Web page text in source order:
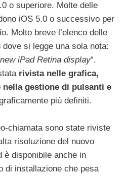
o superiore. Molte delle
iOS 5.0 o successivo per
Molto breve l’elenco delle
si legge una sola nota:
iPad Retina display“.
rivista nelle grafica,
nella gestione di pulsanti e
più definiti.
chiamata sono state riviste
risoluzione del nuovo
è disponibile anche in
di installazione che pesa